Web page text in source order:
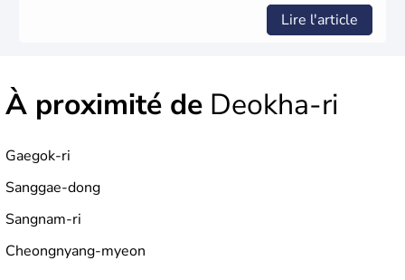
Lire l'article
À proximité de Deokha-ri
Gaegok-ri
Sanggae-dong
Sangnam-ri
Cheongnyang-myeon